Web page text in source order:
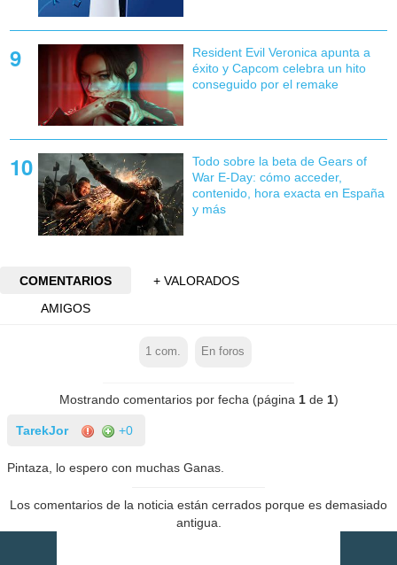
Resident Evil Veronica apunta a
éxito y Capcom celebra un hito
conseguido por el remake
Todo sobre la beta de Gears of
War E-Day: cómo acceder,
contenido, hora exacta en España
y más
COMENTARIOS
+ VALORADOS
AMIGOS
1 com. En foros
Mostrando comentarios por fecha (página 1de 1)
TarekJor +0
Pintaza, lo espero con muchas Ganas.
Los comentarios de la noticia están cerrados porque es demasiado
antigua.